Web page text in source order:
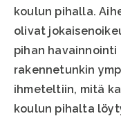
koulun pihalla.
olivat
pihan havainnointi
rakennetunkin
ihmeteltiin, mitä
koulun pihalta